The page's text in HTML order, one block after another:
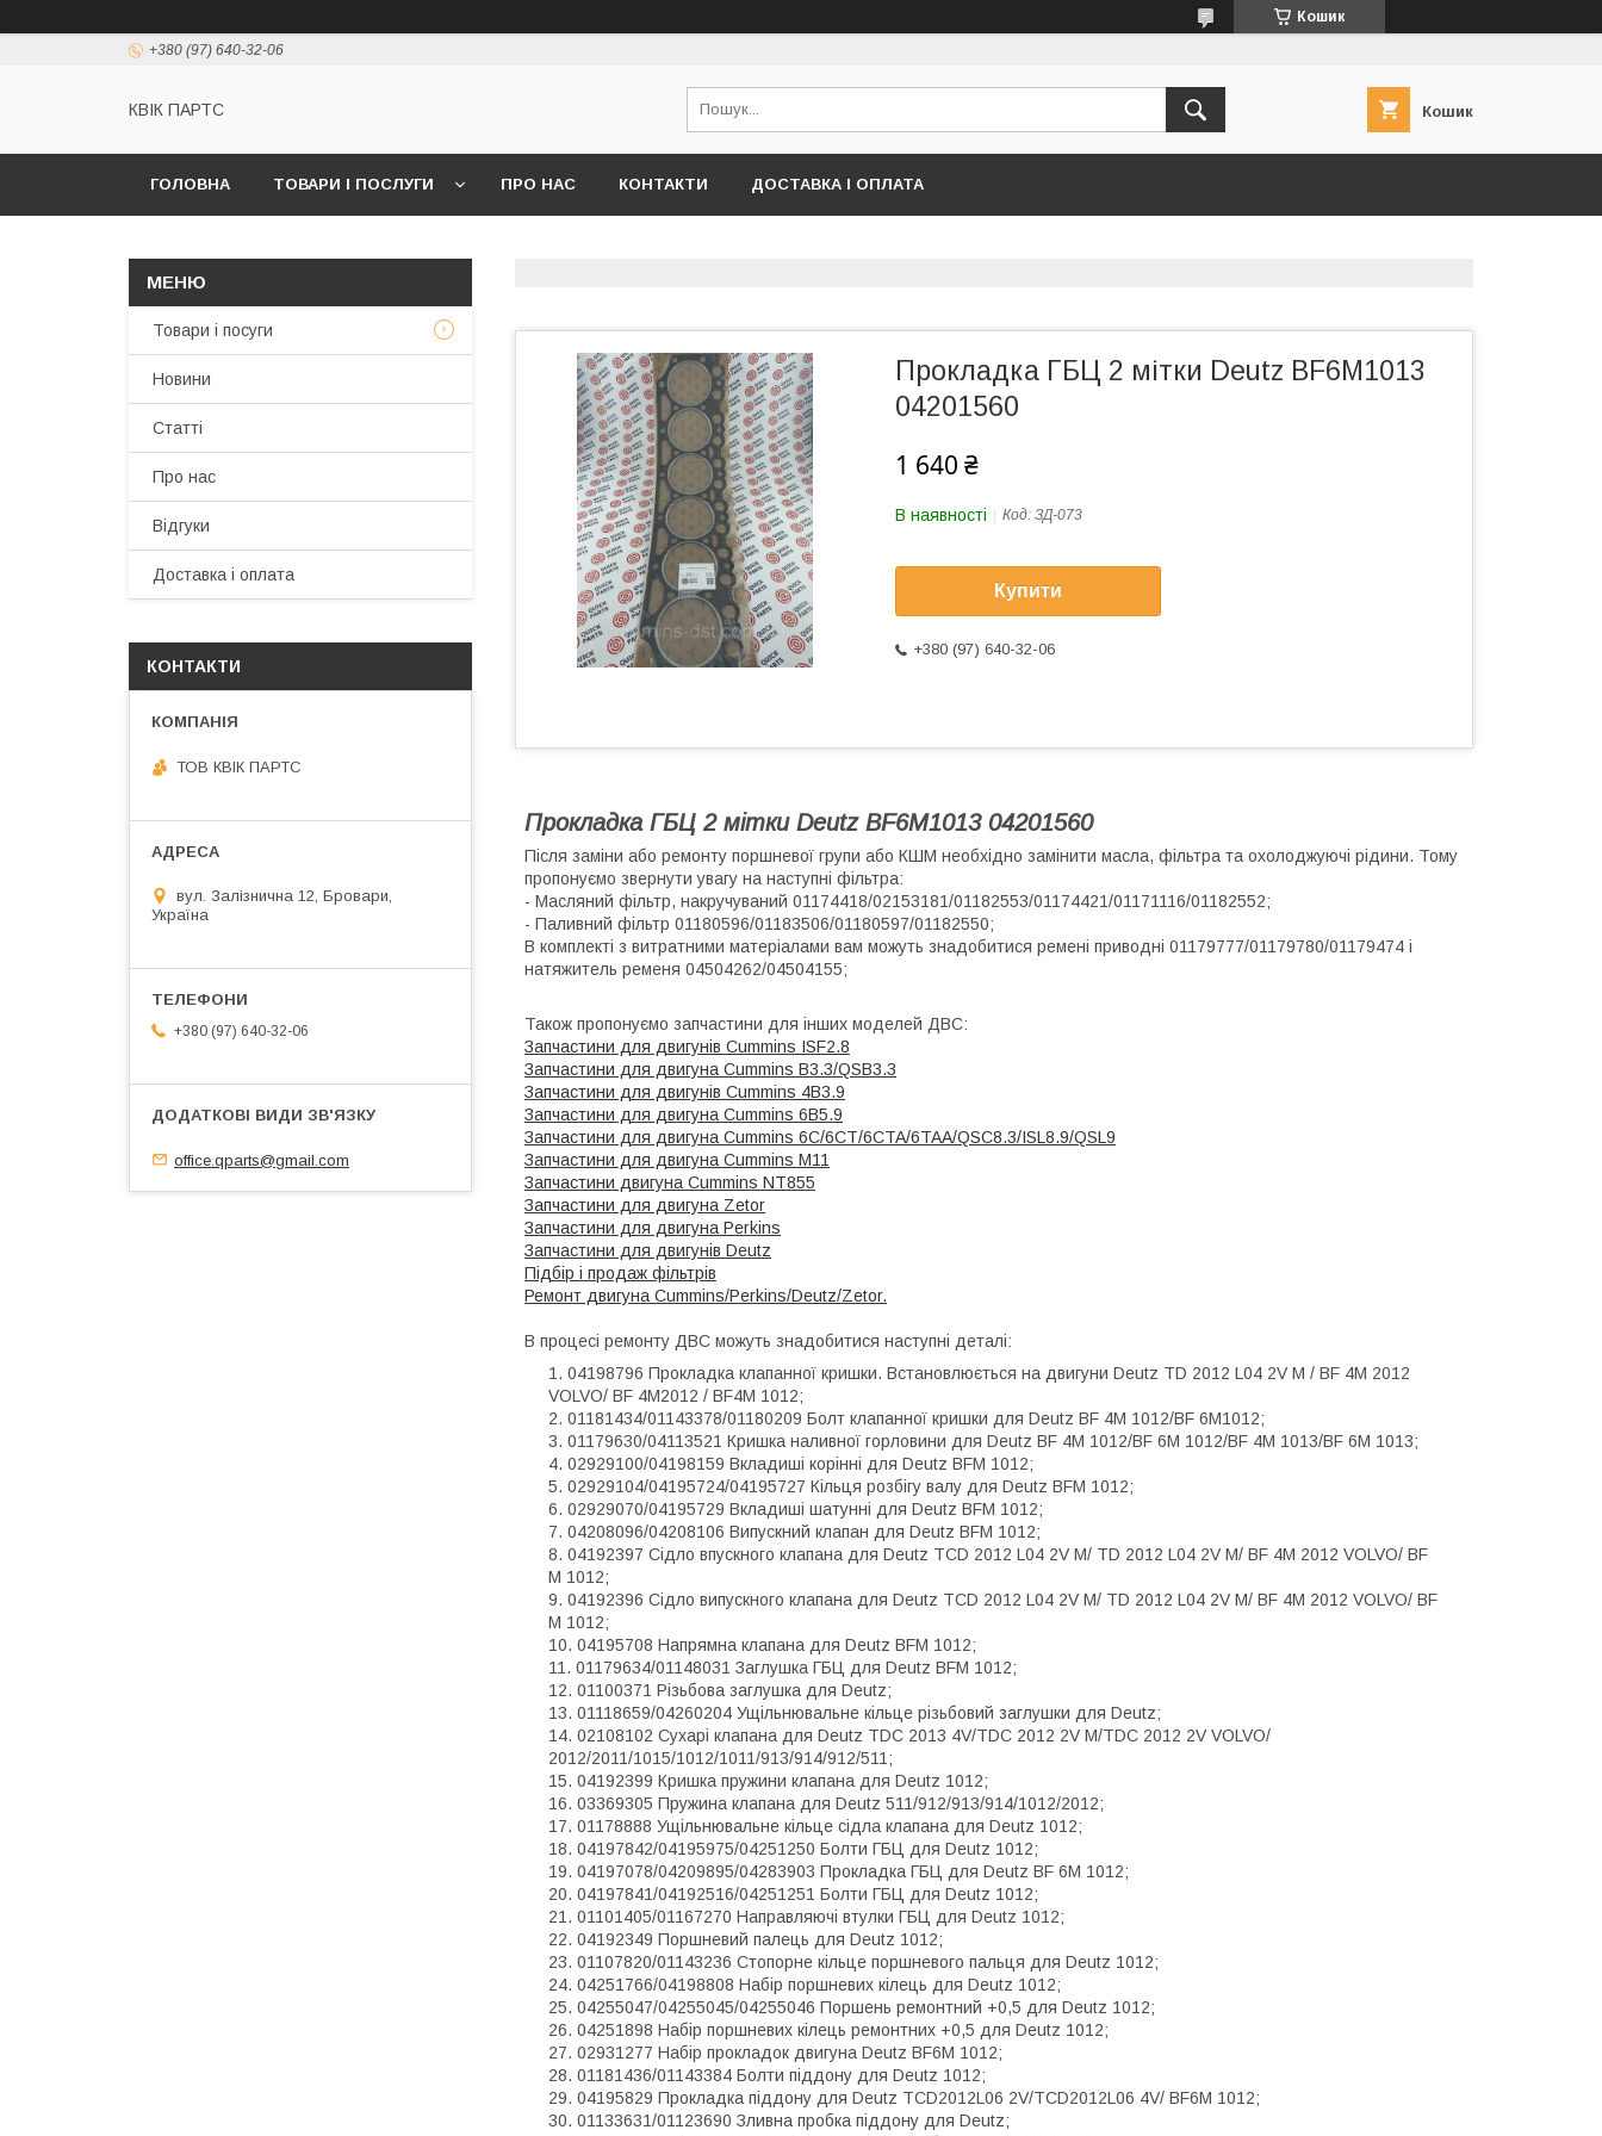
Кошик
+380 (97) 640-32-06
КВІК ПАРТС Кошик
ГОЛОВНА ТОВАРИ І ПОСЛУГИ ПРО НАС КОНТАКТИ ДОСТАВКА І ОПЛАТА
Прокладка ГБЦ 2 мітки Deutz BF6M1013
04201560
1 640 ₴
В наявності Код: ЗД-073
Купити
+380 (97) 640-32-06
Прокладка ГБЦ 2 мітки Deutz BF6M1013 04201560
Після заміни або ремонту поршневої групи або КШМ необхідно замінити масла, фільтра та охолоджуючі рідини. Тому
пропонуємо звернути увагу на наступні фільтра:
- Масляний фільтр, накручуваний 01174418/02153181/01182553/01174421/01171116/01182552;
- Паливний фільтр 01180596/01183506/01180597/01182550;
В комплекті з витратними матеріалами вам можуть знадобитися ремені приводні 01179777/01179780/01179474 і
натяжитель ременя 04504262/04504155;
Також пропонуємо запчастини для інших моделей ДВС:
Запчастини для двигунів Cummins ISF2.8
Запчастини для двигуна Cummins B3.3/QSB3.3
Запчастини для двигунів Cummins 4B3.9
Запчастини для двигуна Cummins 6B5.9
Запчастини для двигуна Cummins 6C/6CT/6CTA/6TAA/QSC8.3/ISL8.9/QSL9
Запчастини для двигуна Cummins M11
Запчастини двигуна Cummins NT855
Запчастини для двигуна Zetor
Запчастини для двигуна Perkins
Запчастини для двигунів Deutz
Підбір і продаж фільтрів
Ремонт двигуна Cummins/Perkins/Deutz/Zetor.
В процесі ремонту ДВС можуть знадобитися наступні деталі:
04198796 Прокладка клапанної кришки. Встановлюється на двигуни Deutz TD 2012 L04 2V M / BF 4M 2012
VOLVO/ BF 4M2012 / BF4M 1012;
01181434/01143378/01180209 Болт клапанної кришки для Deutz BF 4M 1012/BF 6M1012;
01179630/04113521 Кришка наливної горловини для Deutz BF 4M 1012/BF 6M 1012/BF 4M 1013/BF 6M 1013;
02929100/04198159 Вкладиші корінні для Deutz BFM 1012;
02929104/04195724/04195727 Кільця розбігу валу для Deutz BFM 1012;
02929070/04195729 Вкладиші шатунні для Deutz BFM 1012;
04208096/04208106 Випускний клапан для Deutz BFM 1012;
04192397 Сідло впускного клапана для Deutz TCD 2012 L04 2V M/ TD 2012 L04 2V M/ BF 4M 2012 VOLVO/ BF
M 1012;
04192396 Сідло випускного клапана для Deutz TCD 2012 L04 2V M/ TD 2012 L04 2V M/ BF 4M 2012 VOLVO/ BF
M 1012;
04195708 Напрямна клапана для Deutz BFM 1012;
01179634/01148031 Заглушка ГБЦ для Deutz BFM 1012;
01100371 Різьбова заглушка для Deutz;
01118659/04260204 Ущільнювальне кільце різьбовий заглушки для Deutz;
02108102 Сухарі клапана для Deutz TDC 2013 4V/TDC 2012 2V M/TDC 2012 2V VOLVO/
2012/2011/1015/1012/1011/913/914/912/511;
04192399 Кришка пружини клапана для Deutz 1012;
03369305 Пружина клапана для Deutz 511/912/913/914/1012/2012;
01178888 Ущільнювальне кільце сідла клапана для Deutz 1012;
04197842/04195975/04251250 Болти ГБЦ для Deutz 1012;
04197078/04209895/04283903 Прокладка ГБЦ для Deutz BF 6M 1012;
04197841/04192516/04251251 Болти ГБЦ для Deutz 1012;
01101405/01167270 Направляючі втулки ГБЦ для Deutz 1012;
04192349 Поршневий палець для Deutz 1012;
01107820/01143236 Стопорне кільце поршневого пальця для Deutz 1012;
04251766/04198808 Набір поршневих кілець для Deutz 1012;
04255047/04255045/04255046 Поршень ремонтний +0,5 для Deutz 1012;
04251898 Набір поршневих кілець ремонтних +0,5 для Deutz 1012;
02931277 Набір прокладок двигуна Deutz BF6M 1012;
01181436/01143384 Болти піддону для Deutz 1012;
04195829 Прокладка піддону для Deutz TCD2012L06 2V/TCD2012L06 4V/ BF6M 1012;
01133631/01123690 Зливна пробка піддону для Deutz;
Товари і посуги
Новини
Статті
Про нас
Відгуки
Доставка і оплата
КОНТАКТИ
ТОВ КВІК ПАРТС
вул. Залізнична 12, Бровари,
Україна
+380 (97) 640-32-06
office.qparts@gmail.com